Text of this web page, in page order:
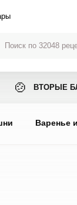
🍲 ВТОРЫЕ
Варенье